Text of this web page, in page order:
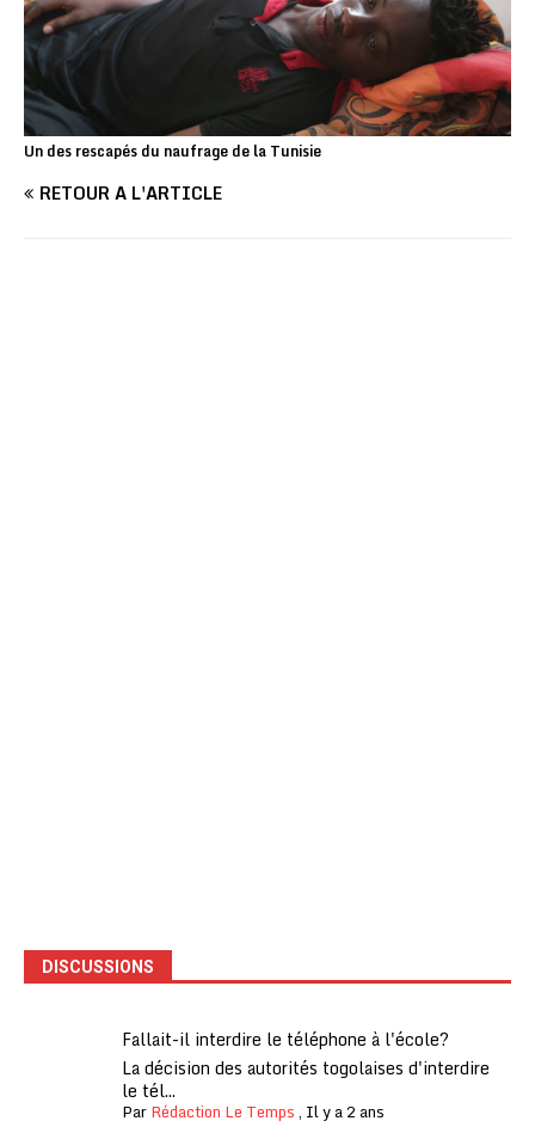
Un des rescapés du naufrage de la Tunisie
RETOUR À L'ARTICLE
DISCUSSIONS
Fallait-il interdire le téléphone à l'école?
La décision des autorités togolaises d'interdire
le tél...
ParRédaction Le Temps, Il y a 2 ans